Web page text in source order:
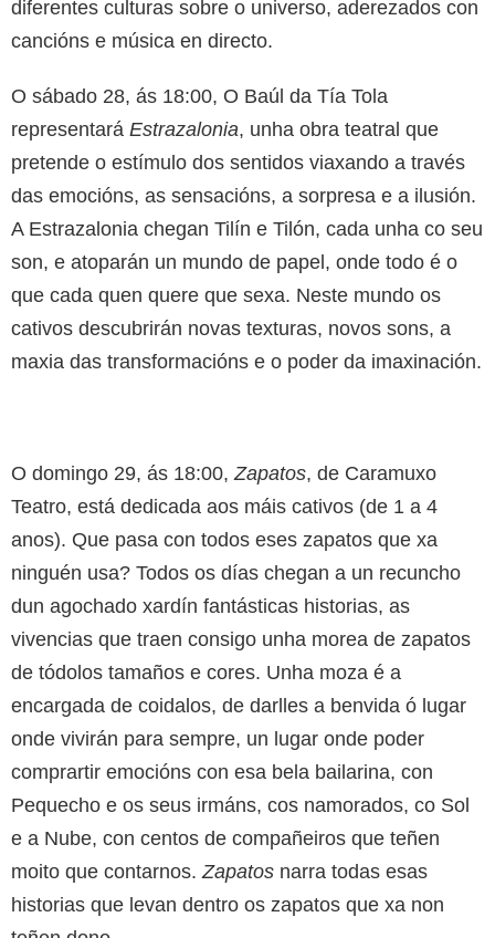
diferentes culturas sobre o universo, aderezados con
cancións e música en directo.
O sábado 28, ás 18:00, O Baúl da Tía Tola
representará Estrazalonia, unha obra teatral que
pretende o estímulo dos sentidos viaxando a través
das emocións, as sensacións, a sorpresa e a ilusión.
A Estrazalonia chegan Tilín e Tilón, cada unha co seu
son, e atoparán un mundo de papel, onde todo é o
que cada quen quere que sexa. Neste mundo os
cativos descubrirán novas texturas, novos sons, a
maxia das transformacións e o poder da imaxinación.
O domingo 29, ás 18:00, Zapatos, de Caramuxo
Teatro, está dedicada aos máis cativos (de 1 a 4
anos). Que pasa con todos eses zapatos que xa
ninguén usa? Todos os días chegan a un recuncho
dun agochado xardín fantásticas historias, as
vivencias que traen consigo unha morea de zapatos
de tódolos tamaños e cores. Unha moza é a
encargada de coidalos, de darlles a benvida ó lugar
onde vivirán para sempre, un lugar onde poder
comprartir emocións con esa bela bailarina, con
Pequecho e os seus irmáns, cos namorados, co Sol
e a Nube, con centos de compañeiros que teñen
moito que contarnos. Zapatos narra todas esas
historias que levan dentro os zapatos que xa non